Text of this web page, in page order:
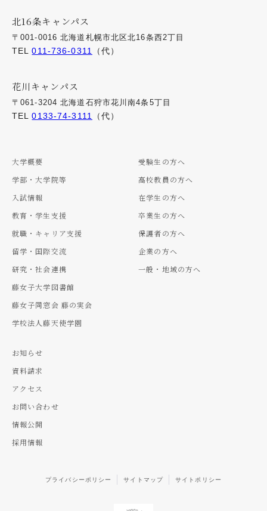
北16条キャンパス
〒001-0016 北海道札幌市北区北16条西2丁目
TEL011-736-0311 （代）
花川キャンパス
〒061-3204 北海道石狩市花川南4条5丁目
TEL0133-74-3111 （代）
大学概要
学部・大学院等
入試情報
教育・学生支援
就職・キャリア支援
留学・国際交流
研究・社会連携
藤女子大学図書館
藤女子同窓会 藤の実会
学校法人藤天使学園
受験生の方へ
高校教員の方へ
在学生の方へ
卒業生の方へ
保護者の方へ
企業の方へ
一般・地域の方へ
お知らせ
資料請求
アクセス
お問い合わせ
情報公開
採用情報
プライバシーポリシー サイトマップ サイトポリシー